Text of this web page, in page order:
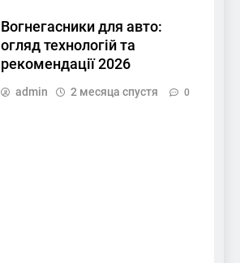
Вогнегасники для авто:
огляд технологій та
рекомендації 2026
admin 2 месяца спустя 0